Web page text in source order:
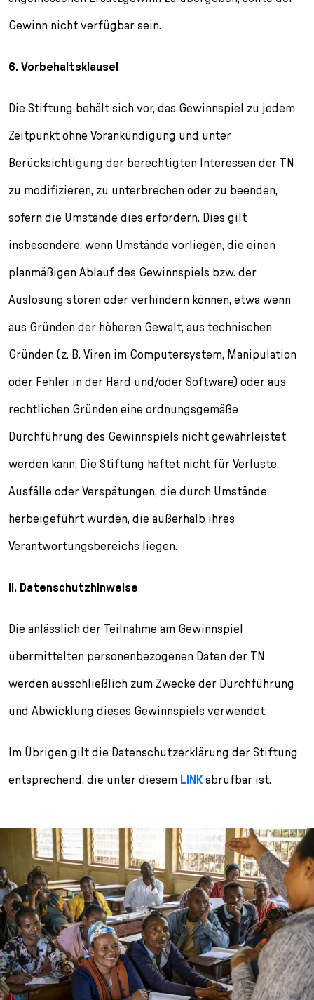
Gewinn nicht verfügbar sein.
6. Vorbehaltsklausel
Die Stiftung behält sich vor, das Gewinnspiel zu jedem
Zeitpunkt ohne Vorankündigung und unter
Berücksichtigung der berechtigten Interessen der TN
zu modifizieren, zu unterbrechen oder zu beenden,
sofern die Umstände dies erfordern. Dies gilt
insbesondere, wenn Umstände vorliegen, die einen
planmäßigen Ablauf des Gewinnspiels bzw. der
Auslosung stören oder verhindern können, etwa wenn
aus Gründen der höheren Gewalt, aus technischen
Gründen (z. B. Viren im Computersystem, Manipulation
oder Fehler in der Hard und/oder Software) oder aus
rechtlichen Gründen eine ordnungsgemäße
Durchführung des Gewinnspiels nicht gewährleistet
werden kann. Die Stiftung haftet nicht für Verluste,
Ausfälle oder Verspätungen, die durch Umstände
herbeigeführt wurden, die außerhalb ihres
Verantwortungsbereichs liegen.
II. Datenschutzhinweise
Die anlässlich der Teilnahme am Gewinnspiel
übermittelten personenbezogenen Daten der TN
werden ausschließlich zum Zwecke der Durchführung
und Abwicklung dieses Gewinnspiels verwendet.
Im Übrigen gilt die Datenschutzerklärung der Stiftung
entsprechend, die unter diesem LINKabrufbar ist.